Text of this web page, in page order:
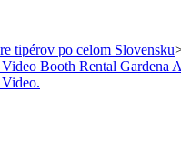
tipérov po celom Slovensku
Booth Rental Gardena